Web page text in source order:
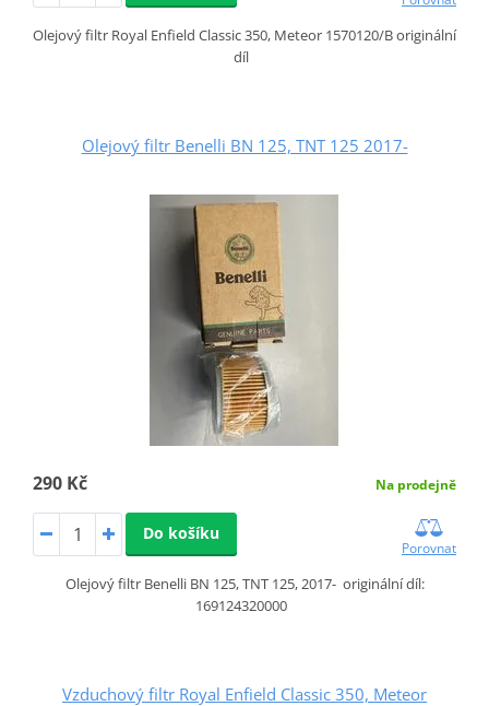
Olejový filtr Royal Enfield Classic 350, Meteor 1570120/B originální
díl
Olejový filtr Benelli BN 125, TNT 125 2017-
290 Kč Na prodejně
Do košíku
Porovnat
Olejový filtr Benelli BN 125, TNT 125, 2017- originální díl:
169124320000
Vzduchový filtr Royal Enfield Classic 350, Meteor